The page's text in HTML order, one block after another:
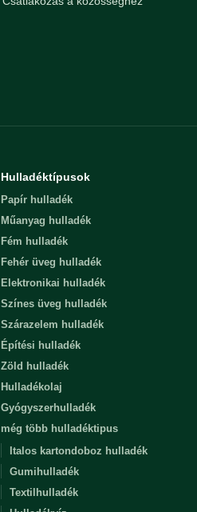
Hulladéktípusok
Papír hulladék
Műanyag hulladék
Fém hulladék
Fehér üveg hulladék
Elektronikai hulladék
Színes üveg hulladék
Szárazelem hulladék
Építési hulladék
Zöld hulladék
Hulladékolaj
Gyógyszerhulladék
még több hulladéktipus
Italos kartondoboz hulladék
Gumihulladék
Textilhulladék